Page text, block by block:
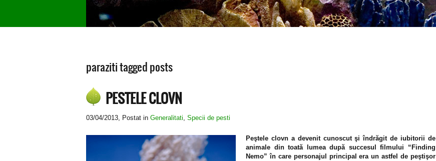
paraziti tagged posts
PESTELE CLOVN
03/04/2013, Postat in Generalitati, Specii de pesti
Peştele clovn a devenit cunoscut şi îndrăgit de iubitorii de
animale din toată lumea după succesul filmului “Finding
Nemo” în care personajul principal era un astfel de peştişor